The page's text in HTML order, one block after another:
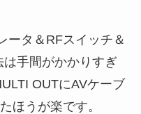
ータ＆RFスイッチ＆
手間がかかりすぎ
OUTにAVケーブ
ほうが楽です。